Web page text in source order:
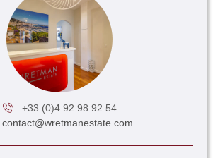
+33 (0)4 92 98 92 54
contact@wretmanestate.com